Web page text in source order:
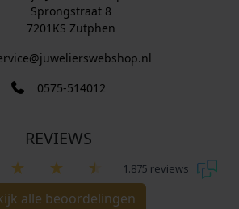
Sprongstraat 8
7201KS Zutphen
0575-514012
REVIEWS
1.875 reviews
alle beoordelingen